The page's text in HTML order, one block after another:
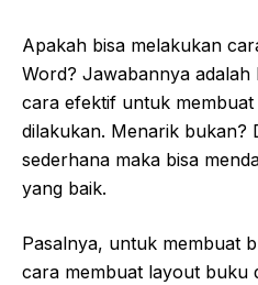
Apakah bisa melakukan
Word? Jawabannya adalah
cara efektif untuk
dilakukan. Menarik bukan?
sederhana maka bisa
yang baik.
Pasalnya, untuk membuat
cara membuat layout buku